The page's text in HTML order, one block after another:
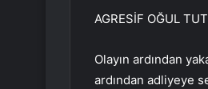
AGRESİF OĞUL
Olayın ardından
ardından adliyeye